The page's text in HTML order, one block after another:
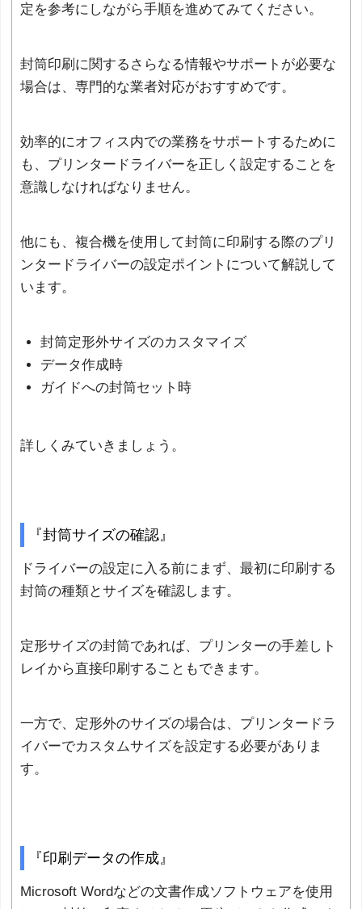
定を参考にしながら手順を進めてみてください。
封筒印刷に関するさらなる情報やサポートが必要な
場合は、専門的な業者対応がおすすめです。
効率的にオフィス内での業務をサポートするために
も、プリンタードライバーを正しく設定することを
意識しなければなりません。
他にも、複合機を使用して封筒に印刷する際のプリ
ンタードライバーの設定ポイントについて解説して
います。
封筒定形外サイズのカスタマイズ
データ作成時
ガイドへの封筒セット時
詳しくみていきましょう。
『封筒サイズの確認』
ドライバーの設定に入る前にまず、最初に印刷する
封筒の種類とサイズを確認します。
定形サイズの封筒であれば、プリンターの手差しト
レイから直接印刷することもできます。
一方で、定形外のサイズの場合は、プリンタードラ
イバーでカスタムサイズを設定する必要がありま
す。
『印刷データの作成』
Microsoft Wordなどの文書作成ソフトウェアを使用